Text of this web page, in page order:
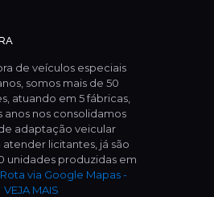
de veículos especiais
somos mais de 50
atuando em 5 fábricas,
anos nos consolidamos
adaptação veicular
licitantes, já são
unidades produzidas em
Rota via Google Mapas -
VEJA MAIS